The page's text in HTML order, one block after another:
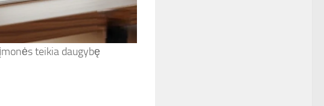
teikia daugybę